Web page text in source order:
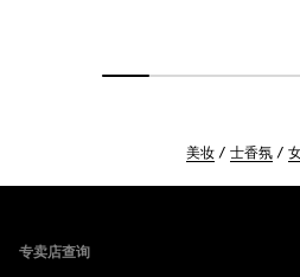
美妆 士香氛
专卖店查询